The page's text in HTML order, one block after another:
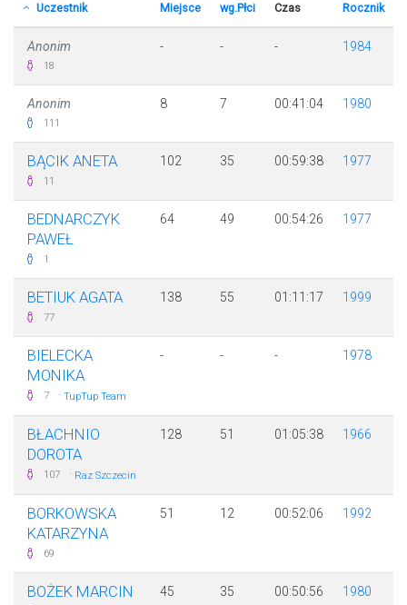
Uczestnik Miejsce wg.Płci Czas Rocznik
Anonim
18
- - - 1984
Anonim
111
8 7 00:41:04 1980
BĄCIK ANETA
11
102 35 00:59:38 1977
BEDNARCZYK
PAWEŁ
1
64 49 00:54:26 1977
BETIUK AGATA
77
138 55 01:11:17 1999
BIELECKA
MONIKA
7 · TupTup Team
- - - 1978
BŁACHNIO
DOROTA
107 · Raz Szczecin
128 51 01:05:38 1966
BORKOWSKA
KATARZYNA
69
51 12 00:52:06 1992
BOŻEK MARCIN 45 35 00:50:56 1980